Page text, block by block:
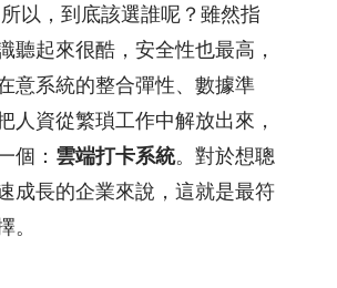
所以，到底該選誰呢？雖然指
聽起來很酷，安全性也最高，
意系統的整合彈性、數據準
人資從繁瑣工作中解放出來，
個： 雲端打卡系統。對於想聰
成長的企業來說，這就是最符
。